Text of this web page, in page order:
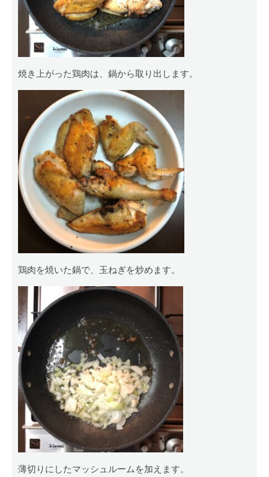
焼き上がった鶏肉は、鍋から取り出します。
鶏肉を焼いた鍋で、玉ねぎを炒めます。
薄切りにしたマッシュルームを加えます。